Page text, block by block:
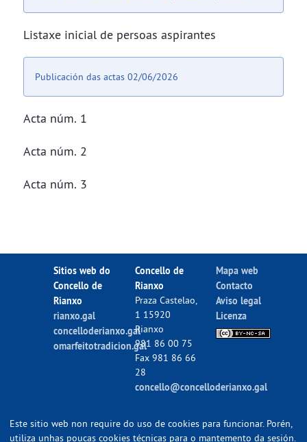
Listaxe inicial de persoas aspirantes
Publicación das actas 02/06/2026
Acta núm. 1
Acta núm. 2
Acta núm. 3
Sitios web do
Concello de
Rianxo
rianxo.gal
concelloderianxo.gal
omarfeitotradicion.gal
Concello de
Rianxo
Praza Castelao,
1 15920
Rianxo
981 86 00 75
Fax 981 86 66
28
concello@concelloderianxo.gal
Mapa web
Contacto
Aviso legal
Licenza
Este sitio web non require do uso de cookies para funcionar. Porén,
utiliza unhas poucas cookies técnicas para o mantemento da sesión.